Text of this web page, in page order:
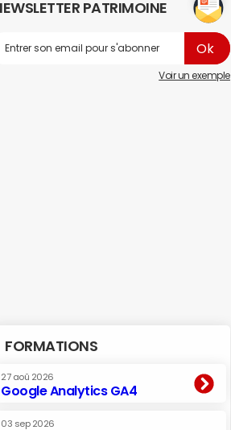
PATRIMOINE
Voir un exemple
FORMATIONS
27 aoû 2026
Google Analytics GA4
03 sep 2026